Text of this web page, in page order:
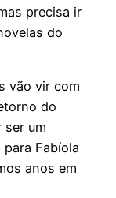
precisa ir
do
vão vir com
do
um
Fabíola
anos em